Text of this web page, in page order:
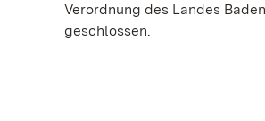
Verordnung des Landes
geschlossen.